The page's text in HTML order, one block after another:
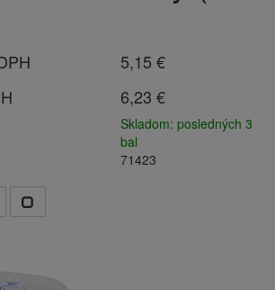
5,15 €
6,23 €
Skladom: posledných 3
bal
71423